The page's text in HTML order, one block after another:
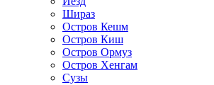
Шираз
Остров Кешм
Остров Киш
Остров Ормуз
Остров Хенгам
Сузы